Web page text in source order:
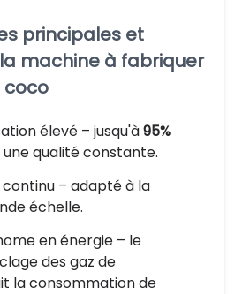
principales et
machine à fabriquer
coco
élevé – jusqu'à95%
qualité constante.
– adapté à la
échelle.
en énergie – le
des gaz de
la consommation de